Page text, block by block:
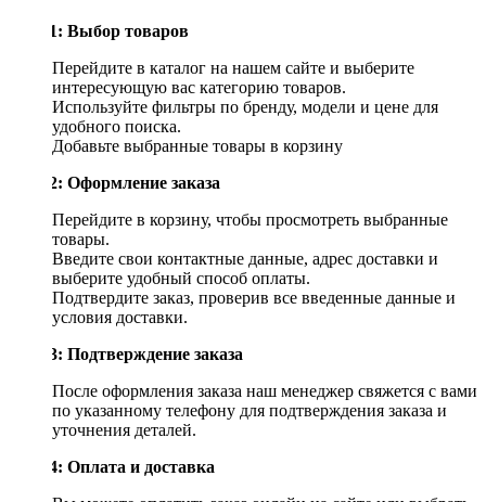
Шаг 1: Выбор товаров
Перейдите в каталог на нашем сайте и выберите
интересующую вас категорию товаров.
Используйте фильтры по бренду, модели и цене для
удобного поиска.
Добавьте выбранные товары в корзину
Шаг 2: Оформление заказа
Перейдите в корзину, чтобы просмотреть выбранные
товары.
Введите свои контактные данные, адрес доставки и
выберите удобный способ оплаты.
Подтвердите заказ, проверив все введенные данные и
условия доставки.
Шаг 3: Подтверждение заказа
После оформления заказа наш менеджер свяжется с вами
по указанному телефону для подтверждения заказа и
уточнения деталей.
Шаг 4: Оплата и доставка